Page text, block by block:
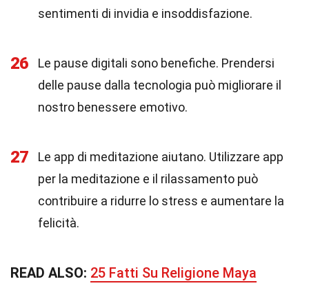
sentimenti di invidia e insoddisfazione.
26
Le pause digitali sono benefiche. Prendersi
delle pause dalla tecnologia può migliorare il
nostro benessere emotivo.
27
Le app di meditazione aiutano. Utilizzare app
per la meditazione e il rilassamento può
contribuire a ridurre lo stress e aumentare la
felicità.
READ ALSO: 25 Fatti Su Religione Maya